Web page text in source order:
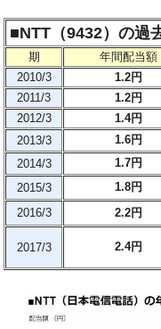
■NTT（9432）の過
期 年間配当額
2010/3
1.2円
2011/3
1.2円
2012/3
1.4円
2013/3
1.6円
2014/3 1.7円
2015/3 1.8円
2016/3 2.2円
2017/3 2.4円